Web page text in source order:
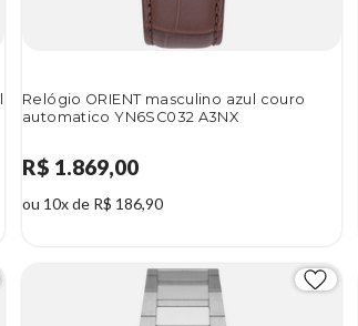
Relógio ORIENT masculino azul couro
automatico YN6SC032 A3NX
R$ 1.869,00
ou 10x de R$ 186,90